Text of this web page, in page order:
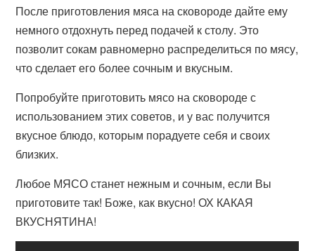
После приготовления мяса на сковороде дайте ему
немного отдохнуть перед подачей к столу. Это
позволит сокам равномерно распределиться по мясу,
что сделает его более сочным и вкусным.
Попробуйте приготовить мясо на сковороде с
использованием этих советов, и у вас получится
вкусное блюдо, которым порадуете себя и своих
близких.
Любое МЯСО станет нежным и сочным, если Вы
приготовите так! Боже, как вкусно! ОХ КАКАЯ
ВКУСНЯТИНА!